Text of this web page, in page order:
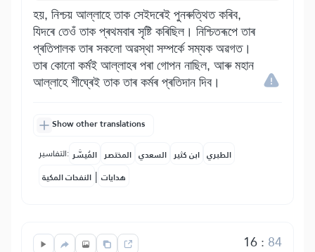
হয়, নিশ্চয় আল্লাহে তাক সেইদৰেই পুনৰুত্থিত কৰিব,
যিদৰে তেওঁ তাক প্ৰথমবাৰ সৃষ্টি কৰিছিল। নিশ্চিতৰূপে তাৰ
প্ৰতিপালক তাৰ সকলো অৱস্থা সম্পৰ্কে সম্যক অৱগত।
তাৰ কোনো কৰ্মই আল্লাহৰ পৰা গোপন নাছিল, আৰু মহান
আল্লাহে শীঘ্ৰেই তাক তাৰ কৰ্মৰ প্ৰতিদান দিব।
Show other translations
التفاسير: المُيسَّر المختصر السعدي ابن كثير الطبري
النفحات المكية | هدايات
16: 84